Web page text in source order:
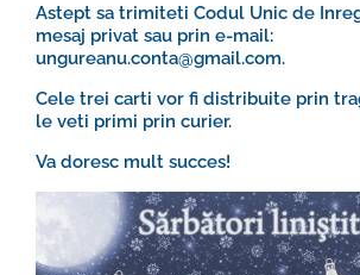
Astept sa trimiteti Codul Unic de
mesaj privat sau prin e-mail:
ungureanu.conta@gmail.com.
Cele trei carti vor fi distribuite prin
le veti primi prin curier.
Va doresc mult succes!